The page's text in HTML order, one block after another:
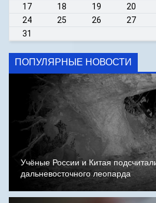
17
18 19 20
24
25 26 27
31
ПОПУЛЯРНЫЕ НОВОСТИ
Учёные России и Китая
дальневосточного леопарда